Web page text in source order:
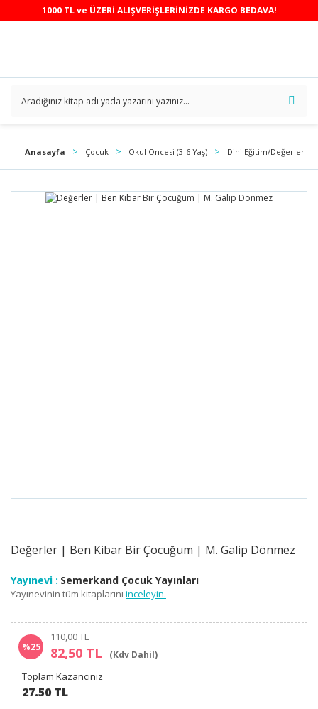
1000 TL ve ÜZERİ ALIŞVERİŞLERİNİZDE KARGO BEDAVA!
Anasayfa Çocuk Okul Öncesi (3-6 Yaş) Dini Eğitim/Değerler
Değerler | Ben Kibar Bir Çocuğum | M. Galip Dönmez
Yayınevi : Semerkand Çocuk Yayınları
Yayınevinin tüm kitaplarını inceleyin.
%25
110,00 TL
82,50 TL (Kdv Dahil)
Toplam Kazancınız
27.50 TL